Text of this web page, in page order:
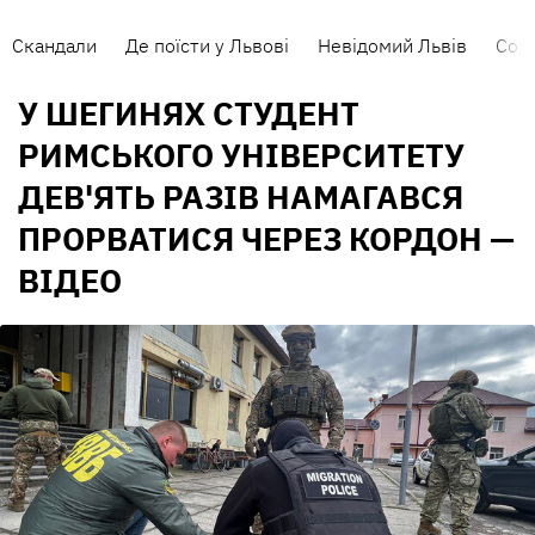
Скандали Де поїсти у Львові Невідомий Львів
У ШЕГИНЯХ СТУДЕНТ
РИМСЬКОГО УНІВЕРСИТЕТУ
ДЕВ'ЯТЬ РАЗІВ НАМАГАВСЯ
ПРОРВАТИСЯ ЧЕРЕЗ КОРДОН —
ВІДЕО